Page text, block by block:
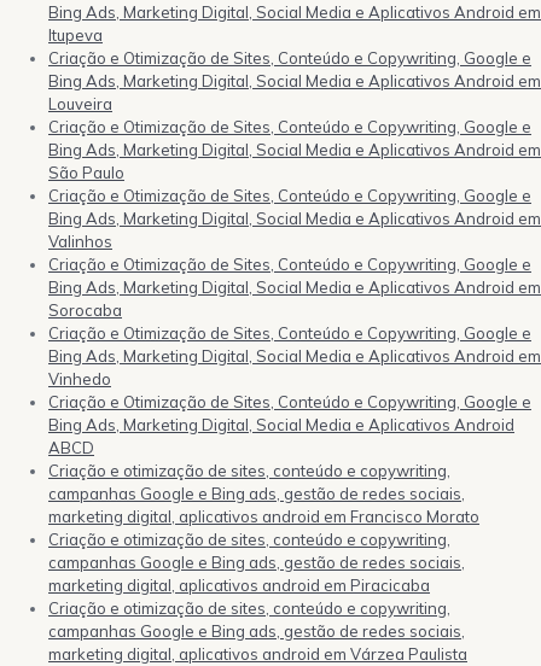
Bing Ads, Marketing Digital, Social Media e Aplicativos Android em
Itupeva
Criação e Otimização de Sites, Conteúdo e Copywriting, Google e
Bing Ads, Marketing Digital, Social Media e Aplicativos Android em
Louveira
Criação e Otimização de Sites, Conteúdo e Copywriting, Google e
Bing Ads, Marketing Digital, Social Media e Aplicativos Android em
São Paulo
Criação e Otimização de Sites, Conteúdo e Copywriting, Google e
Bing Ads, Marketing Digital, Social Media e Aplicativos Android em
Valinhos
Criação e Otimização de Sites, Conteúdo e Copywriting, Google e
Bing Ads, Marketing Digital, Social Media e Aplicativos Android em
Sorocaba
Criação e Otimização de Sites, Conteúdo e Copywriting, Google e
Bing Ads, Marketing Digital, Social Media e Aplicativos Android em
Vinhedo
Criação e Otimização de Sites, Conteúdo e Copywriting, Google e
Bing Ads, Marketing Digital, Social Media e Aplicativos Android
ABCD
Criação e otimização de sites, conteúdo e copywriting,
campanhas Google e Bing ads, gestão de redes sociais,
marketing digital, aplicativos android em Francisco Morato
Criação e otimização de sites, conteúdo e copywriting,
campanhas Google e Bing ads, gestão de redes sociais,
marketing digital, aplicativos android em Piracicaba
Criação e otimização de sites, conteúdo e copywriting,
campanhas Google e Bing ads, gestão de redes sociais,
marketing digital, aplicativos android em Várzea Paulista